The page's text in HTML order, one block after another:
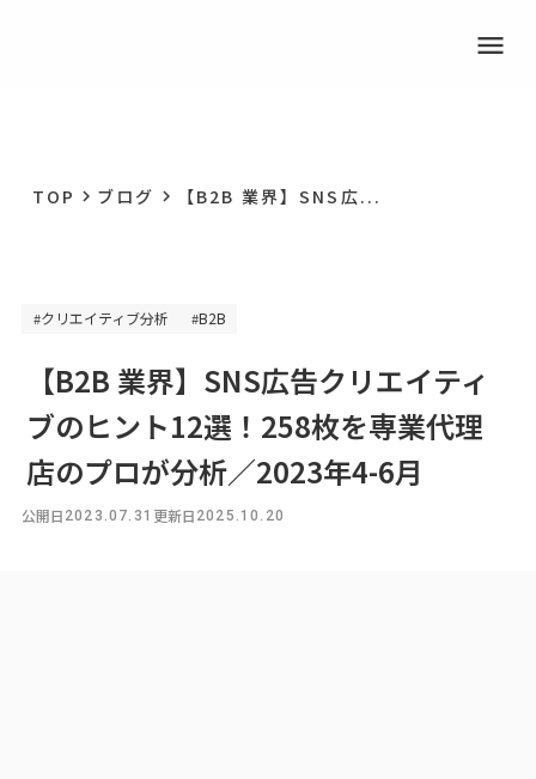
menu
TOP keyboard_arrow_right ブログ keyboard_arrow_right 【B2B 業界】SNS広...
#クリエイティブ分析 #B2B
【B2B 業界】SNS広告クリエイティ
ブのヒント12選！258枚を専業代理
店のプロが分析／2023年4-6月
公開日 2023.07.31 更新日 2025.10.20